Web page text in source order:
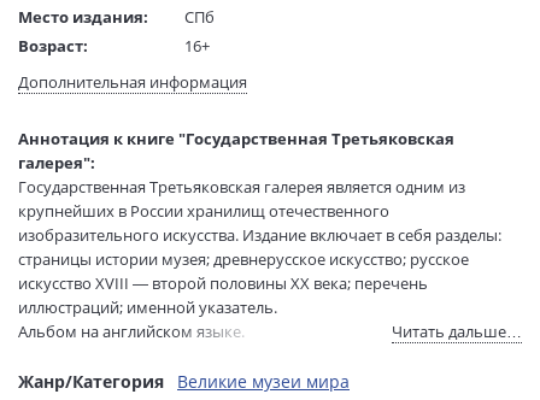
Место издания:
СПб
Возраст:
16+
Язык текста:
английский
Редактор/
составитель:
Андреева Г.; Родионов В.; Юшкова О.
Тип обложки:
Бархат+футляр
Формат:
235х300 мм
Размеры в мм
(ДхШхВ):
315x250x45
Вес:
2255 гр.
Страниц:
303
Код товара:
502675
Артикул:
978-5-93893-491-7
Дополнительная информация
Аннотация к книге "Государственная Третьяковская
галерея":
Государственная Третьяковская галерея является одним из
крупнейших в России хранилищ отечественного
изобразительного искусства. Издание включает в себя разделы:
страницы истории музея; древнерусское искусство; русское
искусство XVIII — второй половины XX века; перечень
иллюстраций; именной указатель.
Альбом на английском языке.
Читать дальше…
Жанр/Категория Великие музеи мира